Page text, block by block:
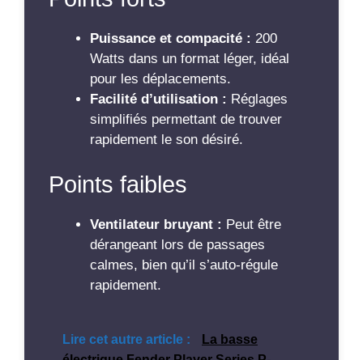
Puissance et compacité : 200
Watts dans un format léger, idéal
pour les déplacements.
Facilité d’utilisation : Réglages
simplifiés permettant de trouver
rapidement le son désiré.
Points faibles
Ventilateur bruyant : Peut être
dérangeant lors de passages
calmes, bien qu’il s’auto-régule
rapidement.
Lire cet autre article :
La basse